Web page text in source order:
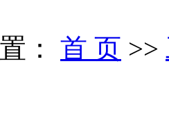
： 首 页 >>